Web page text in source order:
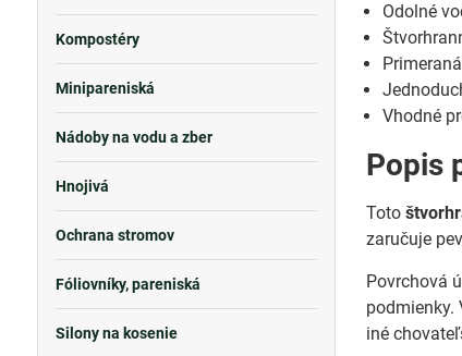
Odolné
Vhodné
Popis
Toto
zaručuje
Povrchová
podmienky.
iné
Kompostéry
Minipareniská
Nádoby na vodu a zber
Hnojivá
Ochrana stromov
Fóliovníky, pareniská
Silony na kosenie